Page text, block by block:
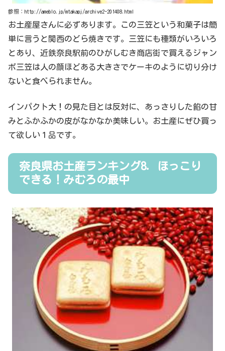
参照：http://ameblo.jp/mtakapj/archive2-201408.html
お土産屋さんに必ずあります。この三笠という和菓子は簡
単に言うと関西のどら焼きです。三笠にも種類がいろいろ
とあり、近鉄奈良駅前のひがしむき商店街で買えるジャン
ボ三笠は人の顔ほどある大きさでケーキのように切り分け
ないと食べられません。
インパクト大！の見た目とは反対に、あっさりした餡の甘
みとふかふかの皮がなかなか美味しい。お土産にぜひ買っ
て欲しい１品です。
奈良県お土産ランキング8．ほっこり
できる！みむろの最中